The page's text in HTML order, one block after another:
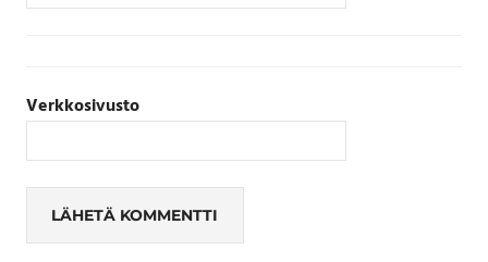
Verkkosivusto